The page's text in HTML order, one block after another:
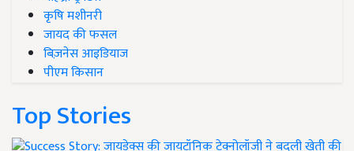
कृषि मशीनरी
जायद की फसल
बिज़नेस आइडियाज
पीएम किसान
Top Stories